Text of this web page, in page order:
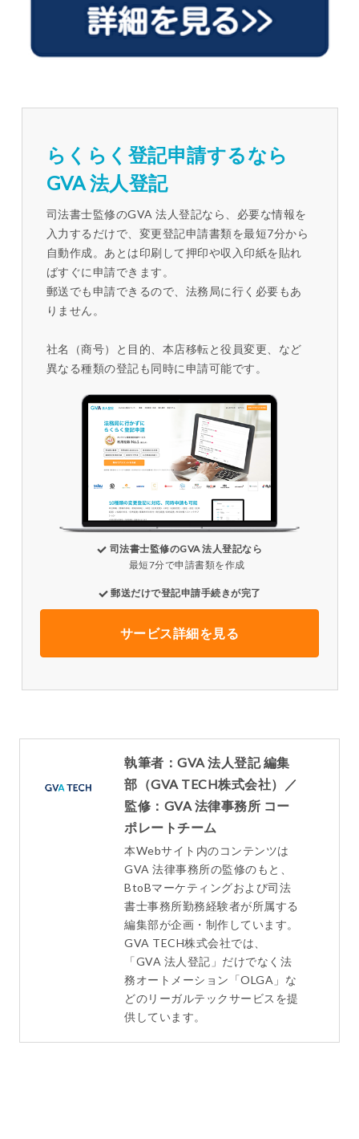
らくらく登記申請するなら
GVA 法人登記
司法書士監修のGVA 法人登記なら、必要な情報を
入力するだけで、変更登記申請書類を最短7分から
自動作成。あとは印刷して押印や収入印紙を貼れ
ばすぐに申請できます。
郵送でも申請できるので、法務局に行く必要もあ
りません。
社名（商号）と目的、本店移転と役員変更、など
異なる種類の登記も同時に申請可能です。
司法書士監修のGVA 法人登記なら
最短7分で申請書類を作成
郵送だけで登記申請手続きが完了
サービス詳細を見る
執筆者：GVA 法人登記 編集
部（GVA TECH株式会社）／
監修：GVA 法律事務所 コー
ポレートチーム
本Webサイト内のコンテンツは
GVA 法律事務所の監修のもと、
BtoBマーケティングおよび司法
書士事務所勤務経験者が所属する
編集部が企画・制作しています。
GVA TECH株式会社では、
「GVA 法人登記」だけでなく法
務オートメーション「OLGA」な
どのリーガルテックサービスを提
供しています。